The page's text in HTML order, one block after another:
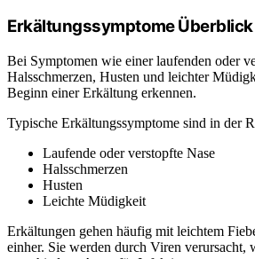
Erkältungssymptome Überblick
Bei Symptomen wie einer laufenden oder
Halsschmerzen, Husten und leichter
Beginn einer Erkältung erkennen.
Typische Erkältungssymptome sind in der
Laufende oder verstopfte Nase
Halsschmerzen
Husten
Leichte Müdigkeit
Erkältungen gehen häufig mit leichtem
einher. Sie werden durch Viren verursacht,